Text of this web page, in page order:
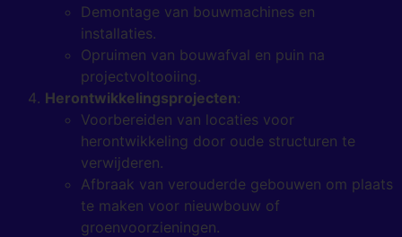
Demontage van bouwmachines en
installaties.
Opruimen van bouwafval en puin na
projectvoltooiing.
Herontwikkelingsprojecten:
Voorbereiden van locaties voor
herontwikkeling door oude structuren te
verwijderen.
Afbraak van verouderde gebouwen om plaats
te maken voor nieuwbouw of
groenvoorzieningen.